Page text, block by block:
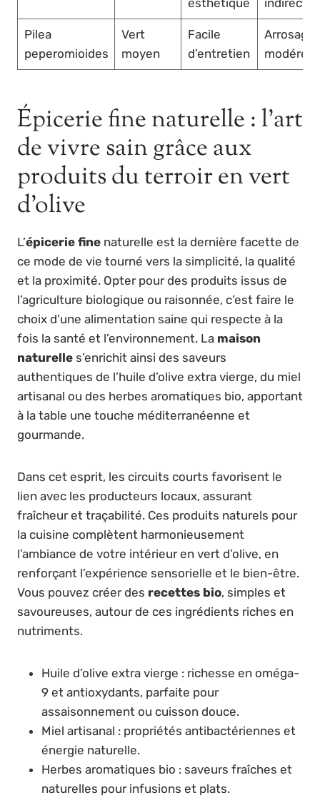
esthétique indirecte
Pilea
peperomioides
Vert
moyen
Facile
d’entretien
Arrosage
modéré
Épicerie fine naturelle : l’art
de vivre sain grâce aux
produits du terroir en vert
d’olive
L’épicerie fine naturelle est la dernière facette de
ce mode de vie tourné vers la simplicité, la qualité
et la proximité. Opter pour des produits issus de
l’agriculture biologique ou raisonnée, c’est faire le
choix d’une alimentation saine qui respecte à la
fois la santé et l’environnement. La maison
naturelle s’enrichit ainsi des saveurs
authentiques de l’huile d’olive extra vierge, du miel
artisanal ou des herbes aromatiques bio, apportant
à la table une touche méditerranéenne et
gourmande.
Dans cet esprit, les circuits courts favorisent le
lien avec les producteurs locaux, assurant
fraîcheur et traçabilité. Ces produits naturels pour
la cuisine complètent harmonieusement
l’ambiance de votre intérieur en vert d’olive, en
renforçant l’expérience sensorielle et le bien-être.
Vous pouvez créer des recettes bio, simples et
savoureuses, autour de ces ingrédients riches en
nutriments.
Huile d’olive extra vierge : richesse en oméga-
9 et antioxydants, parfaite pour
assaisonnement ou cuisson douce.
Miel artisanal : propriétés antibactériennes et
énergie naturelle.
Herbes aromatiques bio : saveurs fraîches et
naturelles pour infusions et plats.